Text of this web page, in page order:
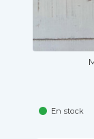
En stock